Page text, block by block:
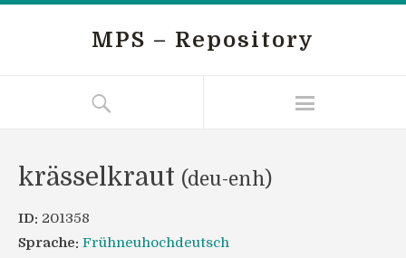
MPS – Repository
krässelkraut (deu-enh)
ID: 201358
Sprache: Frühneuhochdeutsch